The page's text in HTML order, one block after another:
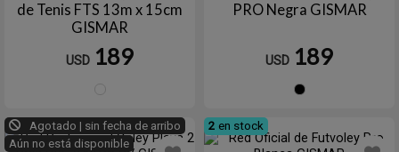
de Tenis FTS 13m x 15cm
GISMAR
USD 189
PRO Negra GISMAR
USD 189
Agotado | sin fecha de arribo
Aún no está disponible
2 en stock